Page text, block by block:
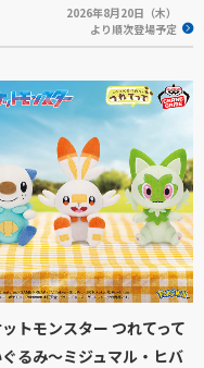
2026年8月20日（木）
より順次登場予定
トモンスター つれてって
るみ～ミジュマル・ヒバ